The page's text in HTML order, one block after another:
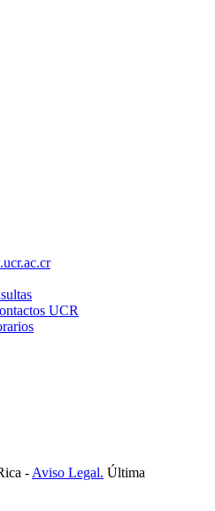
UCR
- Aviso Legal. Última